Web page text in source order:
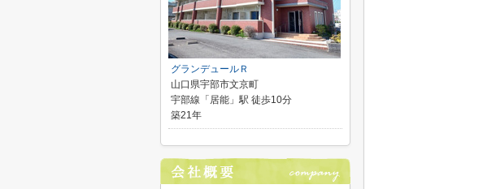
グランデュールＲ
山口県宇部市文京町
宇部線「居能」駅 徒歩10分
築21年